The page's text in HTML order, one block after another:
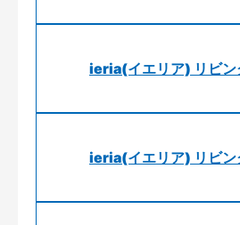
ieria(イエリア) リビン
ieria(イエリア) リビン